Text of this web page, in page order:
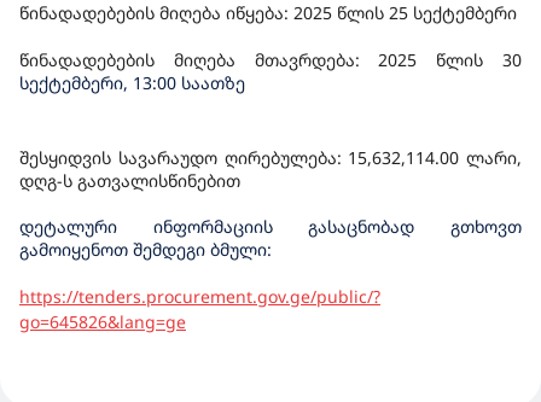
წინადადებების მიღება იწყება: 2025 წლის 25 სექტემბერი
წინადადებების მიღება მთავრდება: 2025 წლის
30
სექტემბერი, 13:00 საათზე
შესყიდვის სავარაუდო ღირებულება: 15,632,114.00 ლარი,
დღგ-ს გათვალისწინებით
დეტალური ინფორმაციის გასაცნობად გთხოვთ
გამოიყენოთ შემდეგი ბმული:
https://tenders.procurement.gov.ge/public/?
go=645826&lang=ge